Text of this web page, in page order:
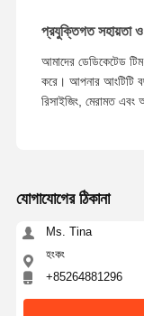
প্রযুক্তিগত সহায়তা ও
আমাদের ডেডিকেটেড টিম
করে। আপনার আংটিটি
রিসাইজিং, মেরামত এবং
যোগাযোগের ঠিকানা
Ms. Tina
হংকং
+85264881296